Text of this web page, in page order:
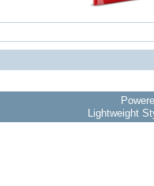
Lightweight